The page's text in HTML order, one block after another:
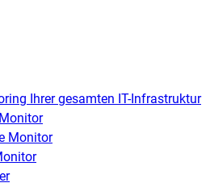
Ihrer gesamten IT-Infrastruktur
Monitor